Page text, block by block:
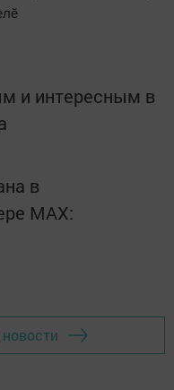
и интересным в
в
MАХ: